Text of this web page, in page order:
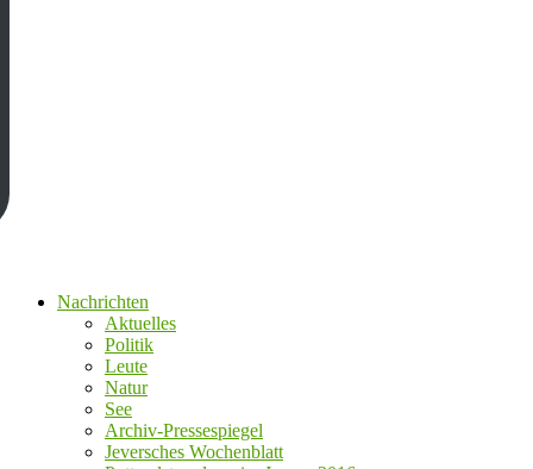
Nachrichten
Aktuelles
Politik
Leute
Natur
See
Archiv-Pressespiegel
Jeversches Wochenblatt